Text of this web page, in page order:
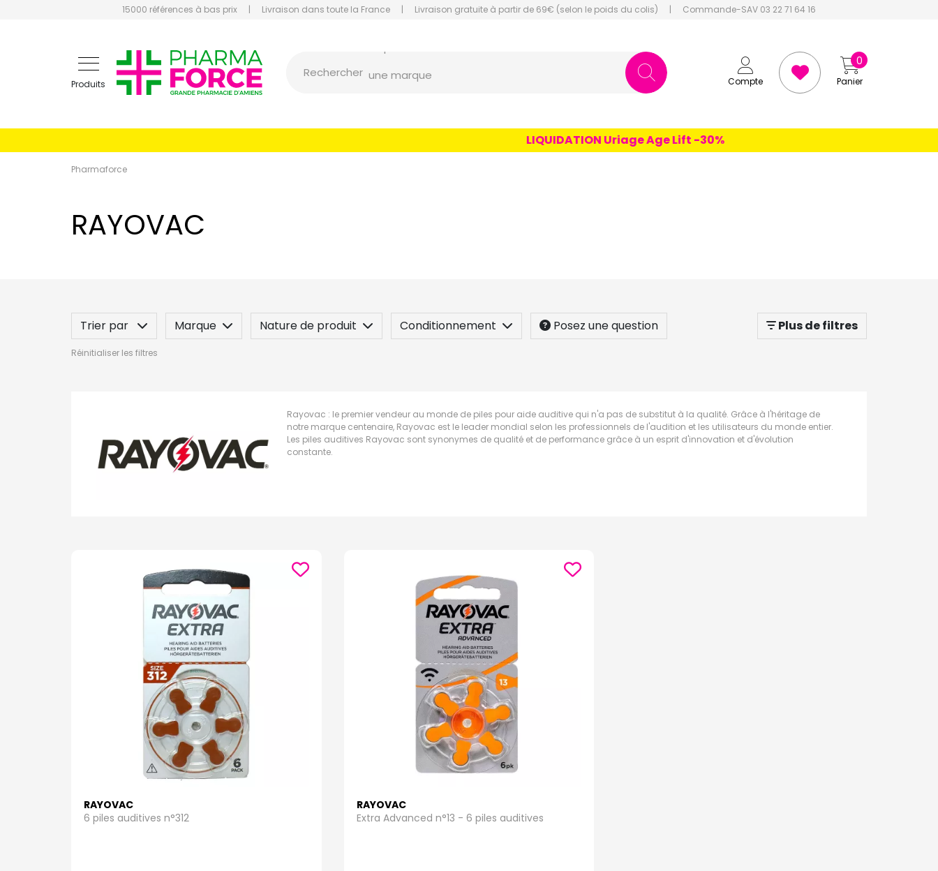
15000 références à bas prix | Livraison dans toute la France | Livraison gratuite à partir de 69€ (selon le poids du colis) | Commande-SAV 03 22 71 64 16
Produits
Pharmaforce Grande Pharmacie Amiens Fachon
Compte Panier
0
Rechercher une marque
un produit
une marque
LIQUIDATION Uriage Age Lift -30%
Pharmaforce
RAYOVAC
Trier par Marque Nature de produit Conditionnement Posez une question Plus de filtres
Réinitialiser les filtres
Rayovac : le premier vendeur au monde de piles pour aide auditive qui n'a pas de substitut à la qualité. Grâce à l'héritage de
notre marque centenaire, Rayovac est le leader mondial selon les professionnels de l'audition et les utilisateurs du monde entier.
Les piles auditives Rayovac sont synonymes de qualité et de performance grâce à un esprit d'innovation et d'évolution
constante.
RAYOVAC
6 piles auditives n°312
RAYOVAC
Extra Advanced n°13 - 6 piles auditives